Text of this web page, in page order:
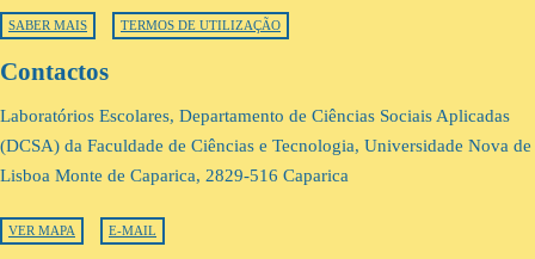
SABER MAIS TERMOS DE UTILIZAÇÃO
Contactos
Laboratórios Escolares, Departamento de Ciências Sociais Aplicadas
(DCSA) da Faculdade de Ciências e Tecnologia, Universidade Nova de
Lisboa Monte de Caparica, 2829-516 Caparica
VER MAPA E-MAIL